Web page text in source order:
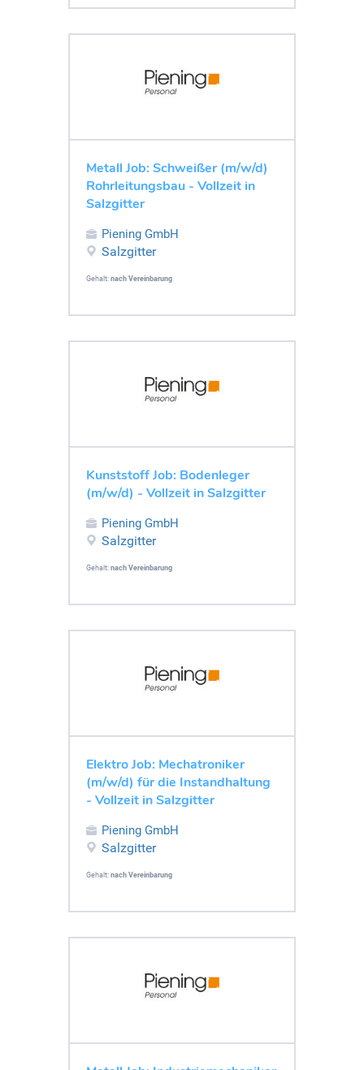
Metall Job: Schweißer (m/w/d)
Rohrleitungsbau - Vollzeit in
Salzgitter
Piening GmbH
Salzgitter
Gehalt: nach Vereinbarung
Kunststoff Job: Bodenleger
(m/w/d) - Vollzeit in Salzgitter
Piening GmbH
Salzgitter
Gehalt: nach Vereinbarung
Elektro Job: Mechatroniker
(m/w/d) für die Instandhaltung
- Vollzeit in Salzgitter
Piening GmbH
Salzgitter
Gehalt: nach Vereinbarung